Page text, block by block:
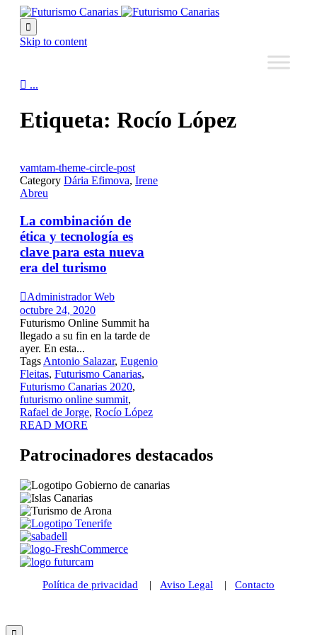

Skip to content
 ...
Etiqueta: Rocío López
vamtam-theme-circle-post
Category Dária Efimova, Irene
Abreu
La combinación de
ética y tecnología es
clave para esta nueva
era del turismo
Administrador Web
octubre 24, 2020
Futurismo Online Summit ha
llegado a su fin en la tarde de
ayer. En esta...
Tags Antonio Salazar, Eugenio
Fleitas, Futurismo Canarias,
Futurismo Canarias 2020,
futurismo online summit,
Rafael de Jorge, Rocío López
READ MORE
Patrocinadores destacados
Política de privacidad | Aviso Legal | Contacto